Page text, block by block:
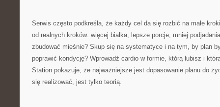
Serwis często podkreśla, że każdy cel da się rozbić na małe
od realnych kroków: więcej białka, lepsze porcje, mniej
zbudować mięśnie? Skup się na systematyce i na tym, by plan
poprawić kondycję? Wprowadź cardio w formie, którą lubisz i
Station pokazuje, że najważniejsze jest dopasowanie planu do
się realizować, jest tylko teorią.